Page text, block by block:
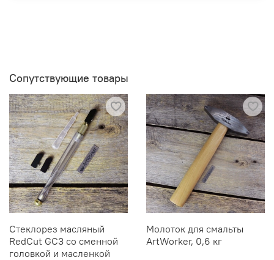
Сопутствующие товары
Стеклорез масляный
RedCut GC3 со сменной
головкой и масленкой
Молоток для смальты
ArtWorker, 0,6 кг